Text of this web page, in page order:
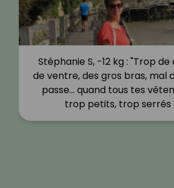
Stéphanie S, -12 kg : "Trop
de ventre, des gros bras, mal
passe… quand tous tes
trop petits, trop serrés